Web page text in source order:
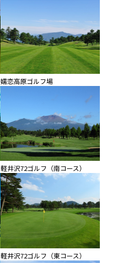
嬬恋高原ゴルフ場
軽井沢72ゴルフ（南コース）
軽井沢72ゴルフ（東コース）